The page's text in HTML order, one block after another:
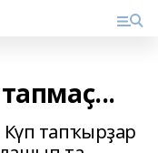
тапҡырҙар